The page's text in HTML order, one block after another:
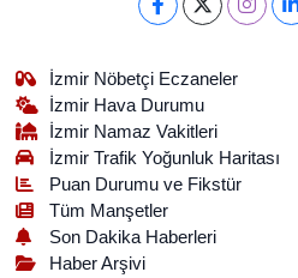
İzmir Nöbetçi Eczaneler
İzmir Hava Durumu
İzmir Namaz Vakitleri
İzmir Trafik Yoğunluk Haritası
Puan Durumu ve Fikstür
Tüm Manşetler
Son Dakika Haberleri
Haber Arşivi